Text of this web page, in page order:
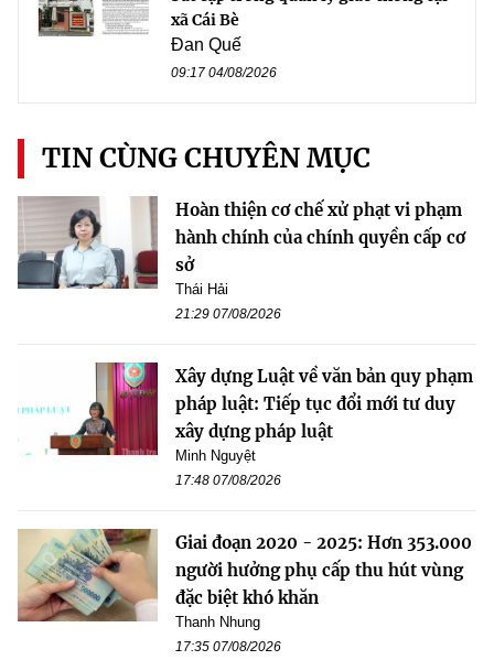
xã Cái Bè
Đan Quế
09:17 04/08/2026
TIN CÙNG CHUYÊN MỤC
Hoàn thiện cơ chế xử phạt vi phạm
hành chính của chính quyền cấp cơ
sở
Thái Hải
21:29 07/08/2026
Xây dựng Luật về văn bản quy phạm
pháp luật: Tiếp tục đổi mới tư duy
xây dựng pháp luật
Minh Nguyệt
17:48 07/08/2026
Giai đoạn 2020 - 2025: Hơn 353.000
người hưởng phụ cấp thu hút vùng
đặc biệt khó khăn
Thanh Nhung
17:35 07/08/2026